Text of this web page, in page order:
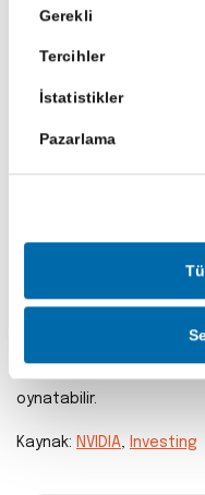
Seçimi
Gerekli
Tercihler
İstatistikler
Pazarlama
zamanda politik bir
hükümeti geçtiğimiz ay
destek olmuştu. Şimdi
ortak olması, şirketi
parçası olarak görülüyor.
ABD hükümetiyle
anlamına geliyor. Ayrıca
bağımlı olan üretim
oynatabilir.
Kaynak: NVIDIA Investing